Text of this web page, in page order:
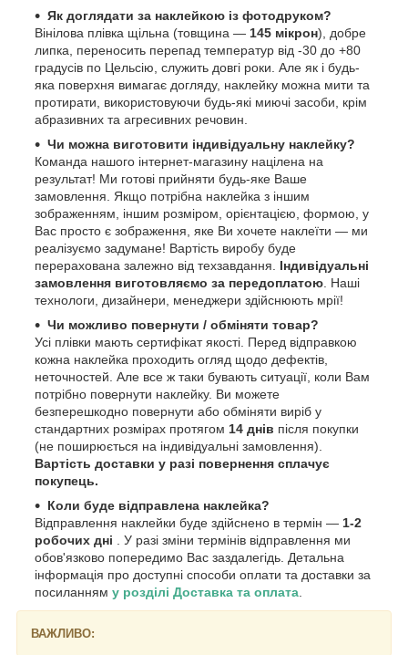
Як доглядати за наклейкою із фотодруком?
Вінілова плівка щільна (товщина — 145 мікрон), добре
липка, переносить перепад температур від -30 до +80
градусів по Цельсію, служить довгі роки. Але як і будь-
яка поверхня вимагає догляду, наклейку можна мити та
протирати, використовуючи будь-які миючі засоби, крім
абразивних та агресивних речовин.
Чи можна виготовити індивідуальну наклейку?
Команда нашого інтернет-магазину націлена на
результат! Ми готові прийняти будь-яке Ваше
замовлення. Якщо потрібна наклейка з іншим
зображенням, іншим розміром, орієнтацією, формою, у
Вас просто є зображення, яке Ви хочете наклеїти — ми
реалізуємо задумане! Вартість виробу буде
перерахована залежно від техзавдання. Індивідуальні
замовлення виготовляємо за передоплатою . Наші
технологи, дизайнери, менеджери здійснюють мрії!
Чи можливо повернути / обміняти товар?
Усі плівки мають сертифікат якості. Перед відправкою
кожна наклейка проходить огляд щодо дефектів,
неточностей. Але все ж таки бувають ситуації, коли Вам
потрібно повернути наклейку. Ви можете
безперешкодно повернути або обміняти виріб у
стандартних розмірах протягом 14 днів після покупки
(не поширюється на індивідуальні замовлення).
Вартість доставки у разі повернення сплачує
покупець.
Коли буде відправлена наклейка?
Відправлення наклейки буде здійснено в термін — 1-2
робочих дні . У разі зміни термінів відправлення ми
обов'язково попередимо Вас заздалегідь. Детальна
інформація про доступні способи оплати та доставки за
посиланням у розділі Доставка та оплата
ВАЖЛИВО: